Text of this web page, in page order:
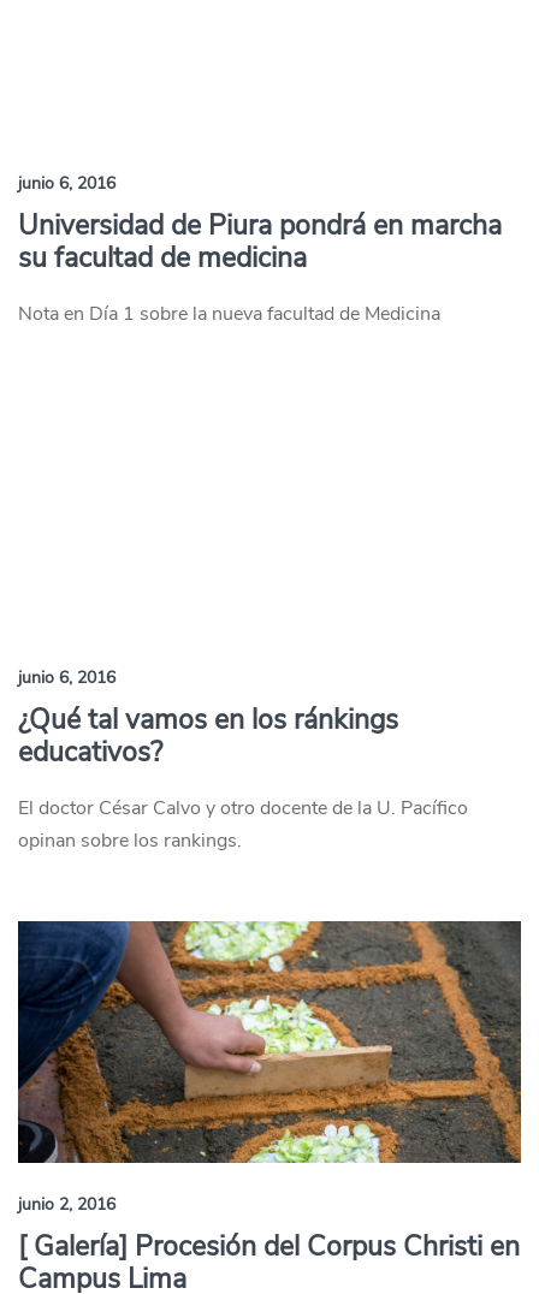
junio 6, 2016
Universidad de Piura pondrá en marcha
su facultad de medicina
Nota en Día 1 sobre la nueva facultad de Medicina
junio 6, 2016
¿Qué tal vamos en los ránkings
educativos?
El doctor César Calvo y otro docente de la U. Pacífico
opinan sobre los rankings.
junio 2, 2016
[ Galería] Procesión del Corpus Christi en
Campus Lima